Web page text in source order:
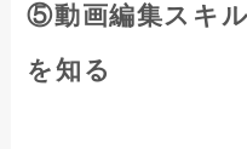
⑤動画編集スキ
を知る